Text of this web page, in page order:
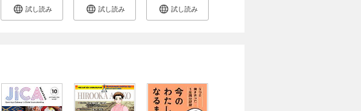
試し読み 試し読み 試し読み